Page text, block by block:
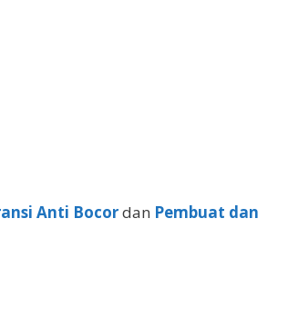
Anti Bocordan Pembuat dan